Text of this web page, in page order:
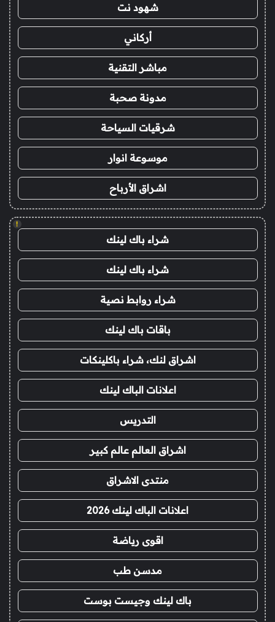
شهود نت
أركاني
مباشر التقنية
مدونة صحبة
شرقيات السياحة
موسوعة انوار
اشراق الأرباح
!
شراء باك لينك
شراء باك لينك
شراء روابط نصية
باقات باك لينك
اشراق لنك، شراء باكلينكات
اعلانات الباك لينك
التدريس
اشراق العالم عالم كبير
منتدى الاشراق
اعلانات الباك لينك 2026
اقوى رياضة
مدسن طب
باك لينك وجيست بوست